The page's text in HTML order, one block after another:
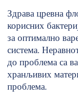
Здрава цревна
корисних
за оптимално
система.
до проблема са
хранљивих
проблема.